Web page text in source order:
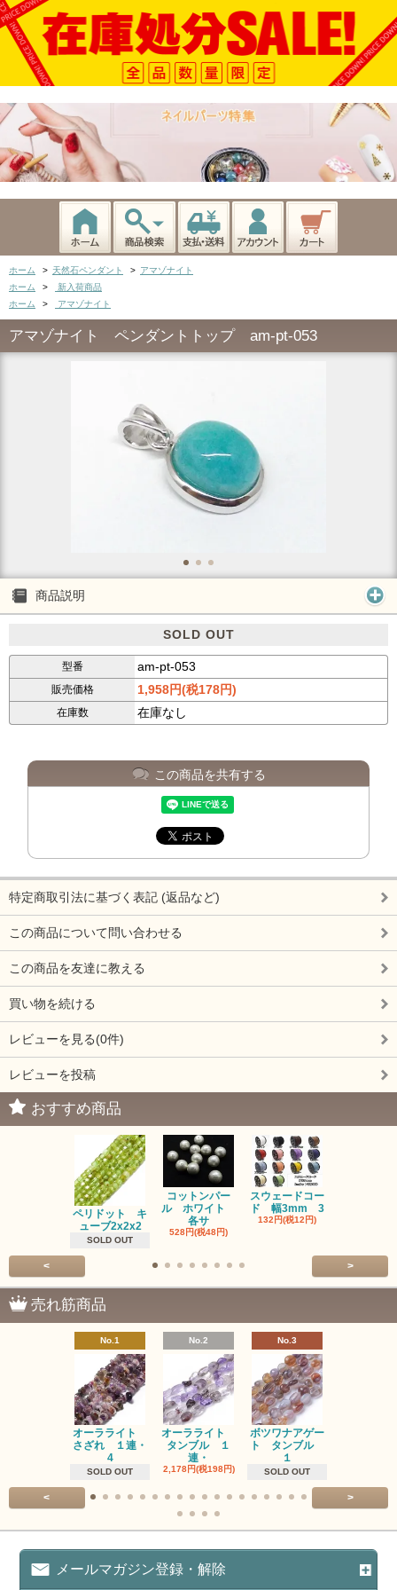
ホーム > 天然石ペンダント > アマゾナイト
ホーム
>
新入荷商品
ホーム
> アマゾナイト
アマゾナイト ペンダントトップ am-pt-053
商品説明
SOLD OUT
型番 am-pt-053
販売価格 1,958円(税178円)
在庫数 在庫なし
この商品を共有する
特定商取引法に基づく表記 (返品など)
この商品について問い合わせる
この商品を友達に教える
買い物を続ける
レビューを見る(0件)
レビューを投稿
おすすめ商品
ペリドット キ
ューブ2x2x2
SOLD OUT
コットンパー
ル ホワイト
各サ
528円(税48円)
スウェードコー
ド 幅3mm 3
132円(税12円)
< >
売れ筋商品
No.1
オーラライト
さざれ １連・
4
SOLD OUT
No.2
オーラライト
タンブル １
連・
2,178円(税198円)
No.3
ボツワナアゲー
ト タンブル
１
SOLD OUT
< >
メールマガジン登録・解除